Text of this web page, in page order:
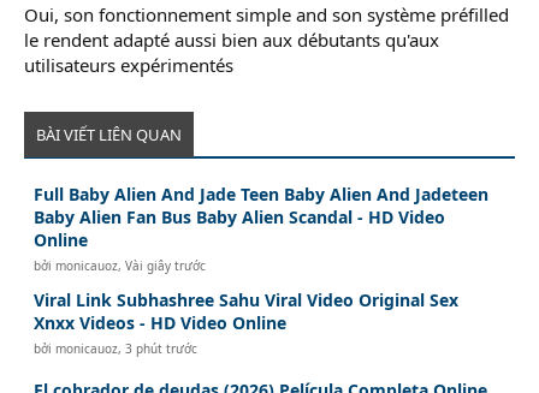
Oui, son fonctionnement simple and son système préfilled
le rendent adapté aussi bien aux débutants qu'aux
utilisateurs expérimentés
BÀI VIẾT LIÊN QUAN
Full Baby Alien And Jade Teen Baby Alien And Jadeteen
Baby Alien Fan Bus Baby Alien Scandal - HD Video
Online
bởimonicauoz,Vài giây trước
Viral Link Subhashree Sahu Viral Video Original Sex
Xnxx Videos - HD Video Online
bởimonicauoz,3 phút trước